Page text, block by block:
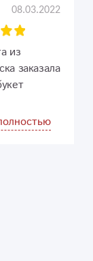
08.03.2022
из
заказала
какое я
быстро,